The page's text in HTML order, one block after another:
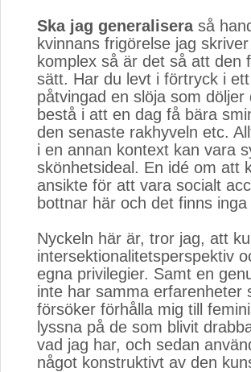
Ska jag generaliseraså
kvinnans frigörelse jag
komplex så är det så att den
sätt. Har du levt i förtryck i
påtvingad en slöja som
bestå i att en dag få bära
den senaste rakhyveln etc.
i en annan kontext kan vara
skönhetsideal. En idé om att
ansikte för att vara socialt
bottnar här och det finns inga
Nyckeln här är, tror jag, att
intersektionalitetsperspektiv
egna privilegier. Samt en
inte har samma erfarenheter
försöker förhålla mig till
lyssna på de som blivit
vad jag har, och sedan
något konstruktivt av den